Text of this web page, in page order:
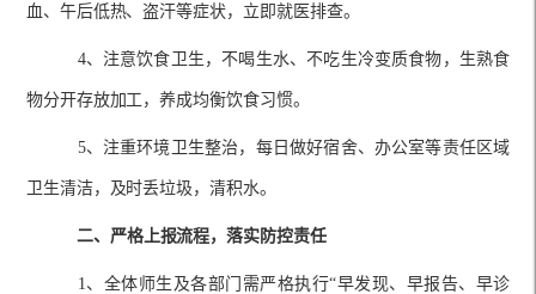
血、午后低热、盗汗等症状，立即就医排查。
4、注意饮食卫生，不喝生水、不吃生冷变质食物，生熟食
物分开存放加工，养成均衡饮食习惯。
5、注重环境卫生整治，每日做好宿舍、办公室等责任区域
卫生清洁，及时丢垃圾，清积水。
二、严格上报流程，落实防控责任
1、全体师生及各部门需严格执行“早发现、早报告、早诊